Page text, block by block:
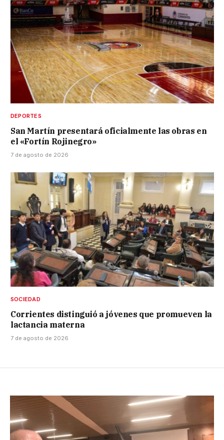
DEPORTES
San Martín presentará oficialmente las obras en
el «Fortín Rojinegro»
7 de agosto de 2026
SOCIEDAD
Corrientes distinguió a jóvenes que promueven la
lactancia materna
7 de agosto de 2026